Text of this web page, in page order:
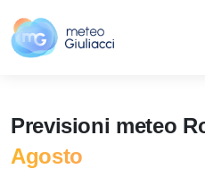
Previsioni meteo
Agosto